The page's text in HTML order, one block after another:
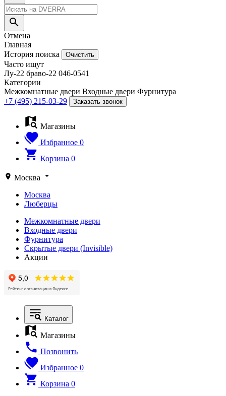
Отмена
Главная
История поиска
Очистить
Часто ищут
Лу-22 браво-22 046-0541
Категории
Межкомнатные двери Входные двери Фурнитура
+7 (495) 215-03-29
Заказать звонок
Магазины
Избранное 0
Корзина 0
Москва
Москва
Люберцы
Межкомнатные двери
Входные двери
Фурнитура
Скрытые двери (Invisible)
Акции
Каталог
Магазины
Позвонить
Избранное 0
Корзина 0